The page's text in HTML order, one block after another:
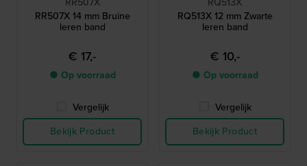
RR507X 14 mm Bruine
leren band
€ 17,-
● Op voorraad
Vergelijk
Bekijk Product
RQ513X 12 mm Zwarte
leren band
€ 10,-
● Op voorraad
Vergelijk
Bekijk Product